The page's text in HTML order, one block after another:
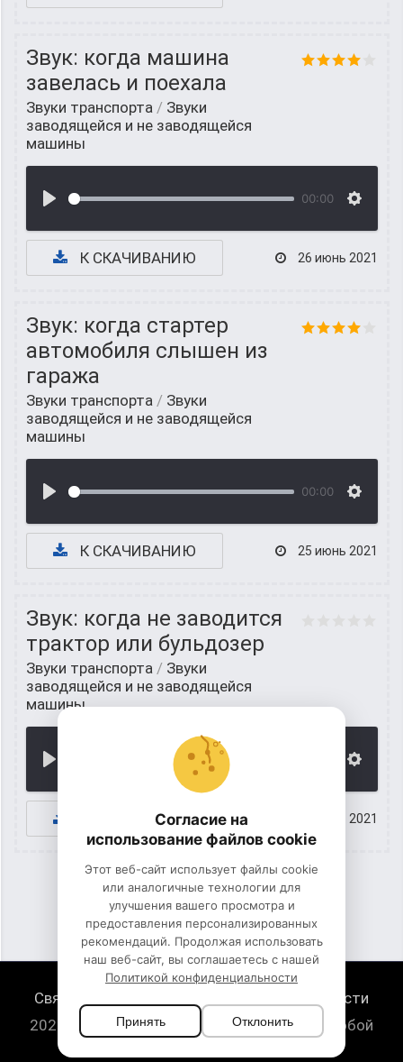
Звук: когда машина
завелась и поехала
Звуки транспорта / Звуки
заводящейся и не заводящейся
машины
00:00
К СКАЧИВАНИЮ 26 июнь 2021
Звук: когда стартер
автомобиля слышен из
гаража
Звуки транспорта / Звуки
заводящейся и не заводящейся
машины
00:00
К СКАЧИВАНИЮ 25 июнь 2021
Звук: когда не заводится
трактор или бульдозер
Звуки транспорта / Звуки
заводящейся и не заводящейся
машины
К СКАЧИВАНИЮ 24 июнь 2021
Связь с нами
Политика конфиденциальности
2026 HugeSounds.com - скачать звуки на любой
случай
Согласие на
использование файлов cookie
Этот веб-сайт использует файлы cookie
или аналогичные технологии для
улучшения вашего просмотра и
предоставления персонализированных
рекомендаций. Продолжая использовать
наш веб-сайт, вы соглашаетесь с нашей
Политикой конфиденциальности
Принять Отклонить